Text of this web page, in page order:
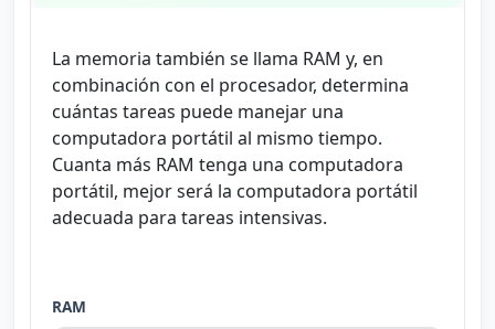
La memoria también se llama RAM y, en
combinación con el procesador, determina
cuántas tareas puede manejar una
computadora portátil al mismo tiempo.
Cuanta más RAM tenga una computadora
portátil, mejor será la computadora portátil
adecuada para tareas intensivas.
RAM